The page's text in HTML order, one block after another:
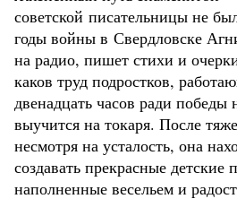
советской писательницы не
годы войны в Свердловске
на радио, пишет стихи и
каков труд подростков,
двенадцать часов ради победы
выучится на токаря. После
несмотря на усталость, она
создавать прекрасные детские
наполненные весельем и